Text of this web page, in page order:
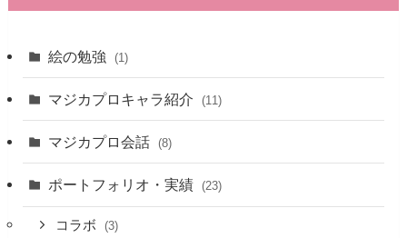
絵の勉強 (1)
マジカプロキャラ紹介 (11)
マジカプロ会話 (8)
ポートフォリオ・実績 (23)
コラボ (3)